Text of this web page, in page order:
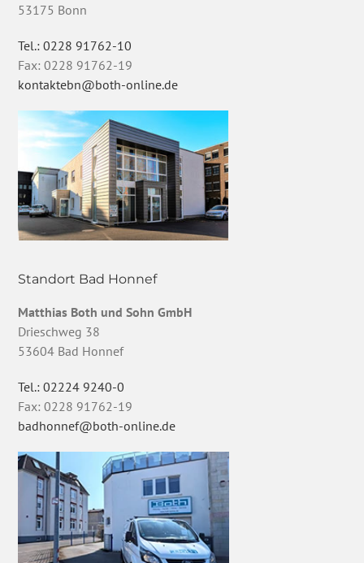
53175 Bonn
Tel.: 0228 91762-10
Fax: 0228 91762-19
kontaktebn@both-online.de
Standort Bad Honnef
Matthias Both und Sohn GmbH
Drieschweg 38
53604 Bad Honnef
Tel.: 02224 9240-0
Fax: 0228 91762-19
badhonnef@both-online.de